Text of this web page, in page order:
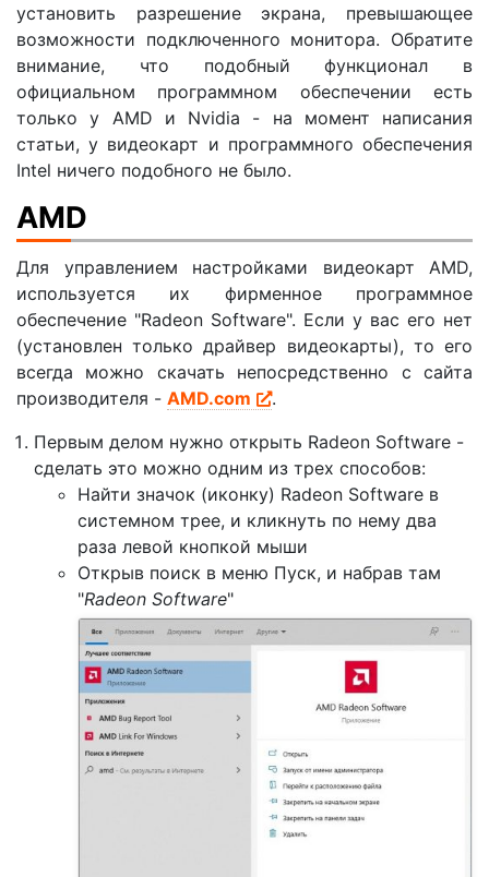
установить разрешение экрана, превышающее
возможности подключенного монитора. Обратите
внимание, что подобный функционал в
официальном программном обеспечении есть
только у AMD и Nvidia - на момент написания
статьи, у видеокарт и программного обеспечения
Intel ничего подобного не было.
AMD
Для управлением настройками видеокарт AMD,
используется их фирменное программное
обеспечение "Radeon Software". Если у вас его нет
(установлен только драйвер видеокарты), то его
всегда можно скачать непосредственно с сайта
производителя - AMD.com
.
Первым делом нужно открыть Radeon Software -
сделать это можно одним из трех способов:
Найти значок (иконку) Radeon Software в
системном трее, и кликнуть по нему два
раза левой кнопкой мыши
Открыв поиск в меню Пуск, и набрав там
"Radeon Software"